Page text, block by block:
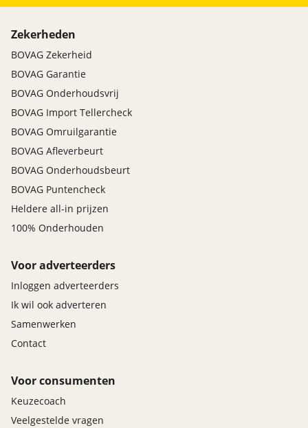
Zekerheden
BOVAG Zekerheid
BOVAG Garantie
BOVAG Onderhoudsvrij
BOVAG Import Tellercheck
BOVAG Omruilgarantie
BOVAG Afleverbeurt
BOVAG Onderhoudsbeurt
BOVAG Puntencheck
Heldere all-in prijzen
100% Onderhouden
Voor adverteerders
Inloggen adverteerders
Ik wil ook adverteren
Samenwerken
Contact
Voor consumenten
Keuzecoach
Veelgestelde vragen